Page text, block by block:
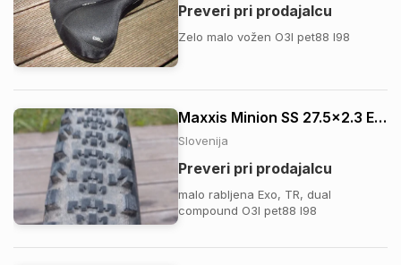
Preveri pri prodajalcu
Zelo malo vožen O3I pet88 I98
Maxxis Minion SS 27.5x2.3 EXO TR dual compound
Slovenija
Preveri pri prodajalcu
malo rabljena Exo, TR, dual
compound O3I pet88 I98